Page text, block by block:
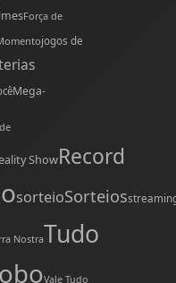
Força de
jogos de
Mega-
ShowRecord
sorteioSorteios
NostraTudo
Vale Tudo